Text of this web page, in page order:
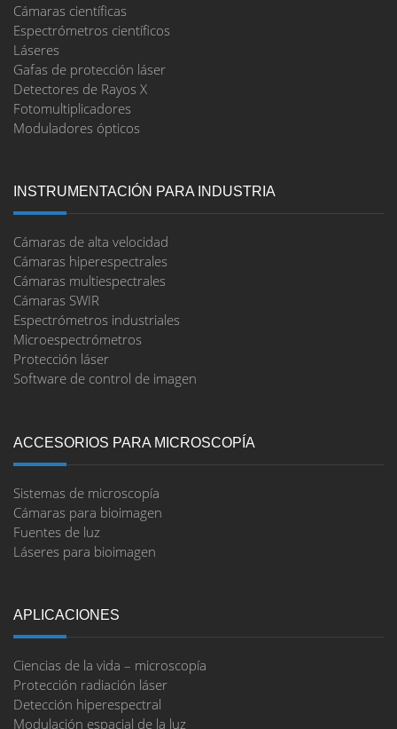
Cámaras científicas
Espectrómetros científicos
Láseres
Gafas de protección láser
Detectores de Rayos X
Fotomultiplicadores
Moduladores ópticos
INSTRUMENTACIÓN PARA INDUSTRIA
Cámaras de alta velocidad
Cámaras hiperespectrales
Cámaras multiespectrales
Cámaras SWIR
Espectrómetros industriales
Microespectrómetros
Protección láser
Software de control de imagen
ACCESORIOS PARA MICROSCOPÍA
Sistemas de microscopía
Cámaras para bioimagen
Fuentes de luz
Láseres para bioimagen
APLICACIONES
Ciencias de la vida – microscopía
Protección radiación láser
Detección hiperespectral
Modulación espacial de la luz